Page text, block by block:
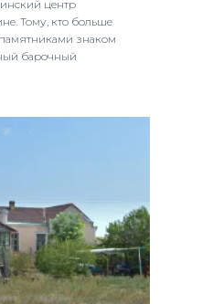
центр
Тому, кто больше
знаком
барочный